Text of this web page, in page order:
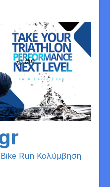
Run Κολύμβηση